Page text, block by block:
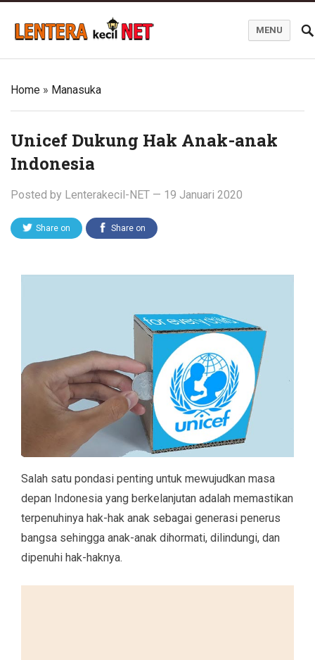
MENU
Home » Manasuka
Unicef Dukung Hak Anak-anak
Indonesia
Posted by Lenterakecil-NET — 19 Januari 2020
Share on Share on
Salah satu pondasi penting untuk mewujudkan masa
depan Indonesia yang berkelanjutan adalah memastikan
terpenuhinya hak-hak anak sebagai generasi penerus
bangsa sehingga anak-anak dihormati, dilindungi, dan
dipenuhi hak-haknya.